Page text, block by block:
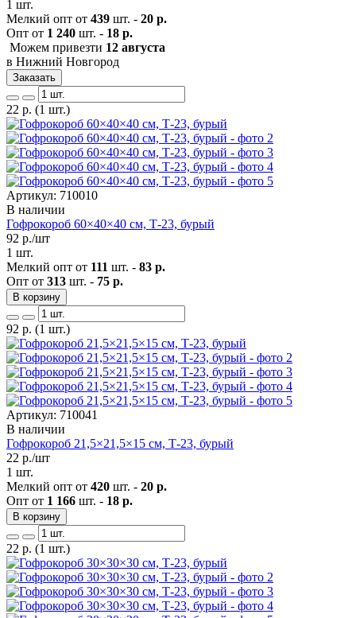
1 шт.
Мелкий опт от 439 шт. - 20 р.
Опт от 1 240 шт. - 18 р.
Можем привезти 12 августа
в Нижний Новгород
Заказать
22 р. (1 шт.)
Артикул: 710010
В наличии
Гофрокороб 60×40×40 см, Т-23, бурый
92 р./шт
1 шт.
Мелкий опт от 111 шт. - 83 р.
Опт от 313 шт. - 75 р.
В корзину
92 р. (1 шт.)
Артикул: 710041
В наличии
Гофрокороб 21,5×21,5×15 см, Т-23, бурый
22 р./шт
1 шт.
Мелкий опт от 420 шт. - 20 р.
Опт от 1 166 шт. - 18 р.
В корзину
22 р. (1 шт.)